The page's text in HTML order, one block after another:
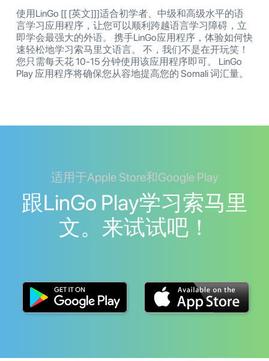
使用LinGo [[ [英文]]]适合初学者、中级和高级水平的语
言学习应用程序，让您可以顺利跨越语言学习障碍，立
即学会最强大的外语。 携手LinGo应用程序，体验如何快
速轻松地学习索马里文语言。 不，我们不是在开玩笑！
您只需每天花 10-15 分钟使用该应用程序即可。 LinGo
Play 应用程序将确保您从容地提高您的 Somali 词汇量。
适用于Apple Store和Google Play
跟LinGo Play学习索马里
文。来试试吧！